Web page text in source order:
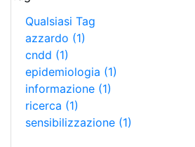
Qualsiasi Tag
azzardo (1)
cndd (1)
epidemiologia (1)
informazione (1)
ricerca (1)
sensibilizzazione (1)